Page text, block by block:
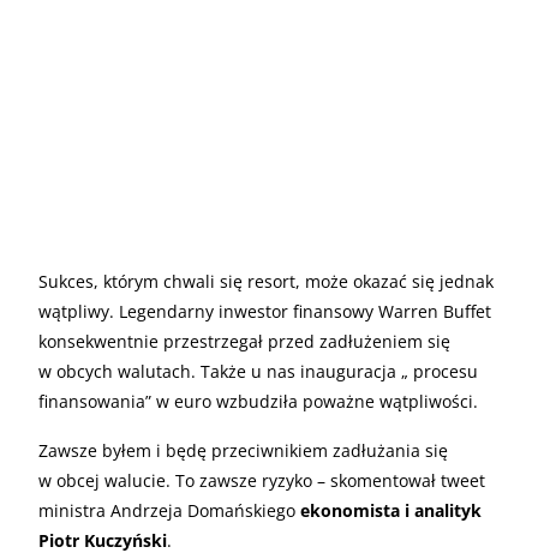
Sukces, którym chwali się resort, może okazać się jednak
wątpliwy. Legendarny inwestor finansowy Warren Buffet
konsekwentnie przestrzegał przed zadłużeniem się
w obcych walutach. Także u nas inauguracja „ procesu
finansowania” w euro wzbudziła poważne wątpliwości.
Zawsze byłem i będę przeciwnikiem zadłużania się
w obcej walucie. To zawsze ryzyko – skomentował tweet
ministra Andrzeja Domańskiego ekonomista i analityk
Piotr Kuczyński.